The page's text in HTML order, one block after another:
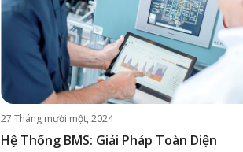
27 Tháng mười một, 2024
Hệ Thống BMS: Giải Pháp Toàn Diện